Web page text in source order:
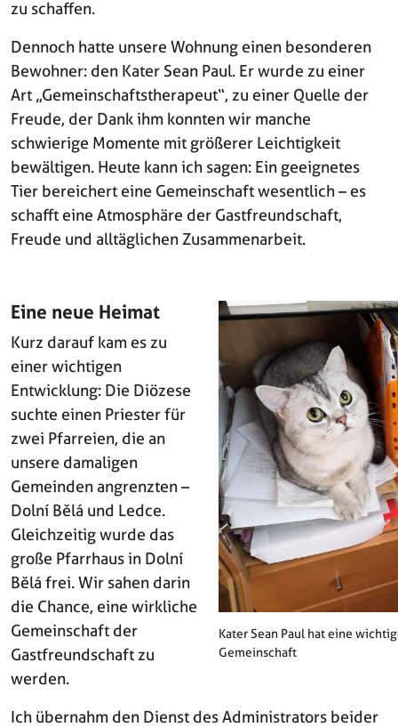
zu schaffen.
Dennoch hatte unsere Wohnung einen besonderen
Bewohner: den Kater Sean Paul. Er wurde zu einer
Art „Gemeinschaftstherapeut“, zu einer Quelle der
Freude, der Dank ihm konnten wir manche
schwierige Momente mit größerer Leichtigkeit
bewältigen. Heute kann ich sagen: Ein geeignetes
Tier bereichert eine Gemeinschaft wesentlich – es
schafft eine Atmosphäre der Gastfreundschaft,
Freude und alltäglichen Zusammenarbeit.
Kater Sean Paul hat eine
Gemeinschaft
Eine neue Heimat
Kurz darauf kam es zu
einer wichtigen
Entwicklung: Die Diözese
suchte einen Priester für
zwei Pfarreien, die an
unsere damaligen
Gemeinden angrenzten –
Dolní Bělá und Ledce.
Gleichzeitig wurde das
große Pfarrhaus in Dolní
Bělá frei. Wir sahen darin
die Chance, eine wirkliche
Gemeinschaft der
Gastfreundschaft zu
werden.
Ich übernahm den Dienst des Administrators beider